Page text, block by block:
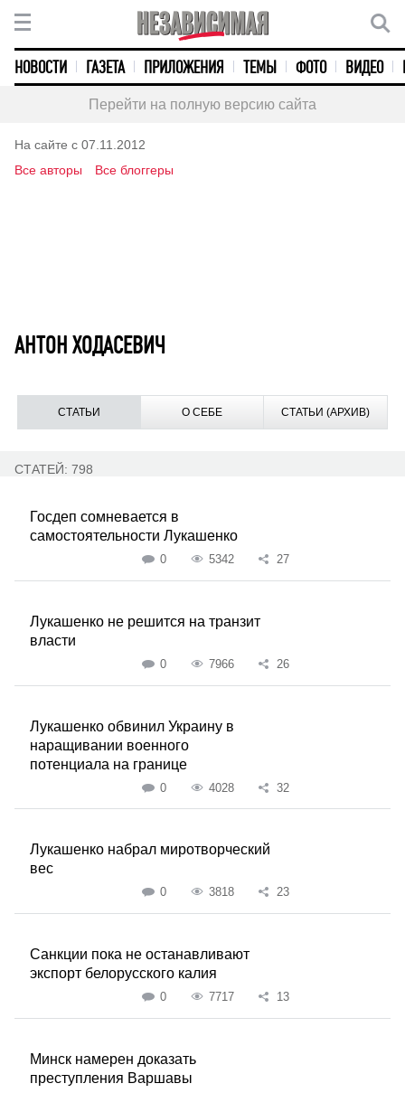
НОВОСТИ ГАЗЕТА ПРИЛОЖЕНИЯ ТЕМЫ ФОТО ВИДЕО
Перейти на полную версию сайта
На сайте с 07.11.2012
Все авторы
Все блоггеры
АНТОН ХОДАСЕВИЧ
СТАТЬИ О СЕБЕ СТАТЬИ (АРХИВ)
СТАТЕЙ: 798
Госдеп сомневается в
самостоятельности Лукашенко
0 5342 27
Лукашенко не решится на транзит
власти
0 7966 26
Лукашенко обвинил Украину в
наращивании военного
потенциала на границе
0 4028 32
Лукашенко набрал миротворческий
вес
0 3818 23
Санкции пока не останавливают
экспорт белорусского калия
0 7717 13
Минск намерен доказать
преступления Варшавы